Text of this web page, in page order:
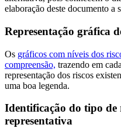
elaboração deste documento a
Representação gráfica
Os gráficos com níveis dos
compreensão, trazendo em
representação dos riscos
uma boa legenda.
Identificação do tipo de
representativa